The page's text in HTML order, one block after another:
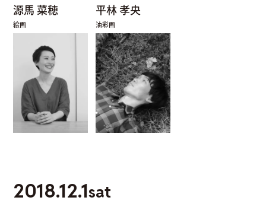
源馬 菜穂
絵画
平林 孝央
油彩画
2018.12.1sat